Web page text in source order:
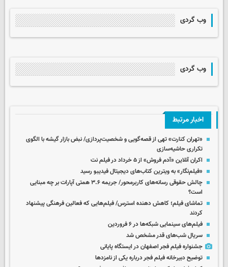
وب گردی
وب گردی
اخبار مرتبط
«تهران کنارت» تهی از قصه‌گویی و شخصیت‌پردازی/ نبض بازار گیشه با الگوی
تکراری حاشیه‌سازی
اکران آنلاین «آدم فروش» از ۵ خرداد در فیلم نت
«فیلم‌نگار» به ویترین کتاب‌های دیجیتال فیدیبو رسید
چالش حقوقی رسانه‌های کاربرمحور/ جریمه ۳.۶ همتی آپارات بر چه مبنایی
است؟
تماشای فیلم؛ کاهش دهنده استرس/ فیلم‌هایی که فعالین فرهنگی پیشنهاد
کردند
فیلم‌های سینمایی شبکه‌ها در ۶ فروردین
سریال شب‌های قدر مشخص شد
جشنواره فیلم فجر اصفهان در ایستگاه پایانی
توضیح دبیرخانه فیلم فجر درباره یکی از نامزدها